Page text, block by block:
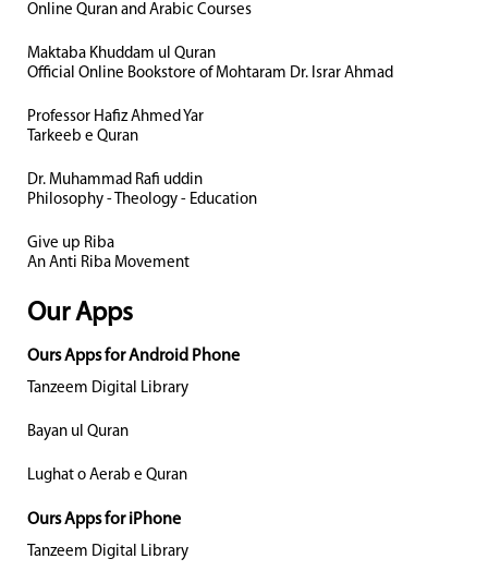
Online Quran and Arabic Courses
Maktaba Khuddam ul Quran
Official Online Bookstore of Mohtaram Dr. Israr Ahmad
Professor Hafiz Ahmed Yar
Tarkeeb e Quran
Dr. Muhammad Rafi uddin
Philosophy - Theology - Education
Give up Riba
An Anti Riba Movement
Our Apps
Ours Apps for Android Phone
Tanzeem Digital Library
Bayan ul Quran
Lughat o Aerab e Quran
Ours Apps for iPhone
Tanzeem Digital Library